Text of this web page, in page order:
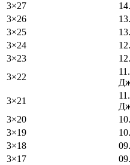
3×27
3×26
3×25
3×24
3×23
3×22
3×21
3×20
3×19
3×18
3×17